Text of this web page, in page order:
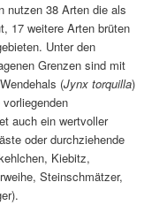
nutzen 38 Arten die als
17 weitere Arten brüten
Unter den
Grenzen sind mit
(Jynx torquilla)
auch ein wertvoller
oder durchziehende
Kiebitz,
Steinschmätzer,